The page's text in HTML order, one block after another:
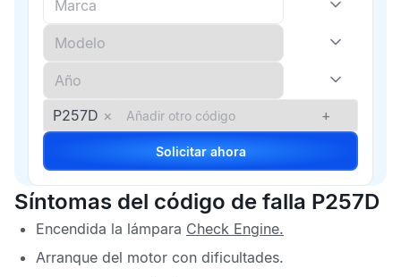
P257D × +
Solicitar ahora
Síntomas del código de falla P257D
Encendida la lámpara Check Engine.
Arranque del motor con dificultades.